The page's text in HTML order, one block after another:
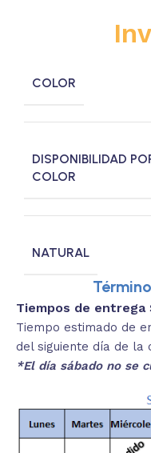
COLOR
DISPONIBILIDAD
COLOR
NATURAL
Tiempos de entrega
Tiempo estimado de
del siguiente día de la
*El día sábado no se